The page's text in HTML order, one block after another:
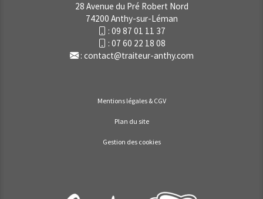
28 Avenue du Pré Robert Nord
74200 Anthy-sur-Léman
: 09 87 01 11 37
: 07 60 22 18 08
: contact@traiteur-anthy.com
Mentions légales & CGV
Plan du site
Gestion des cookies